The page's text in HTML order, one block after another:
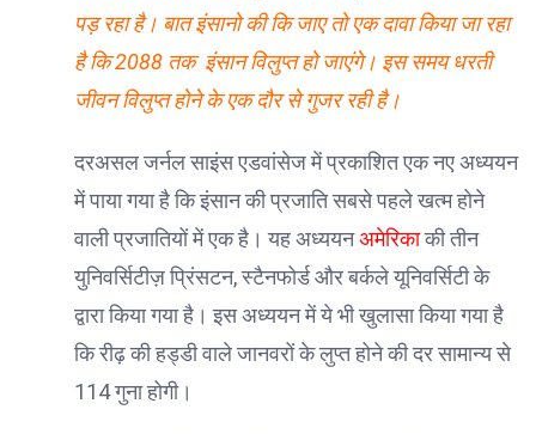
पड़ रहा है। बात इंसानो की कि जाए तो एक दावा किया जा रहा
है कि 2088 तक इंसान विलुप्त हो जाएंगे। इस समय धरती
जीवन विलुप्त होने के एक दौर से गुजर रही है।
दरअसल जर्नल साइंस एडवांसेज में प्रकाशित एक नए अध्ययन
में पाया गया है कि इंसान की प्रजाति सबसे पहले खत्म होने
वाली प्रजातियों में एक है। यह अध्ययनअमेरिकाकी तीन
युनिवर्सिटीज़ प्रिंसटन, स्टैनफोर्ड और बर्कले यूनिवर्सिटी के
द्वारा किया गया है। इस अध्ययन में ये भी खुलासा किया गया है
कि रीढ़ की हड्डी वाले जानवरों के लुप्त होने की दर सामान्य से
114 गुना होगी।